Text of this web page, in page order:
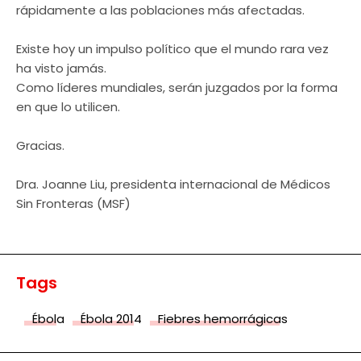
rápidamente a las poblaciones más afectadas.
Existe hoy un impulso político que el mundo rara vez
ha visto jamás.
Como líderes mundiales, serán juzgados por la forma
en que lo utilicen.
Gracias.
Dra. Joanne Liu, presidenta internacional de Médicos
Sin Fronteras (MSF)
Tags
Ébola Ébola 2014 Fiebres hemorrágicas